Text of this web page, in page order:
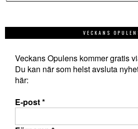
VECKANS
Veckans Opulens kommer gratis
Du kan när som helst avsluta
här:
E-post*